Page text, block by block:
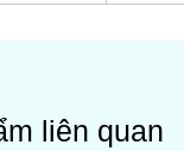
liên quan